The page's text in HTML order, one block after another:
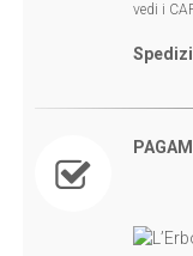
vedi i